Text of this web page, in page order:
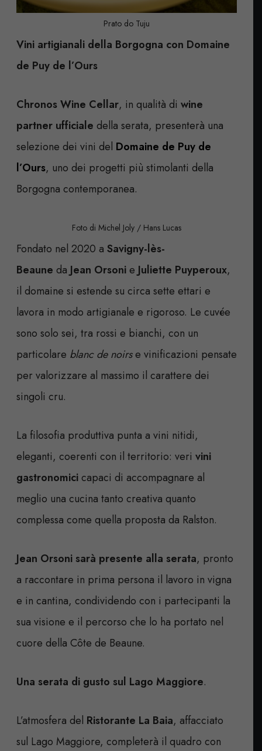
Prato do Tuju
Vini artigianali della Borgogna con Domaine
de Puy de l’Ours
Chronos Wine Cellar, in qualità di wine
partner ufficiale della serata, presenterà una
selezione dei vini del Domaine de Puy de
l’Ours, uno dei progetti più stimolanti della
Borgogna contemporanea.
Foto di Michel Joly / Hans Lucas
Fondato nel 2020 a Savigny-lès-
Beaune da Jean Orsonie Juliette Puyperoux,
il domaine si estende su circa sette ettari e
lavora in modo artigianale e rigoroso. Le cuvée
sono solo sei, tra rossi e bianchi, con un
particolare blanc de noirse vinificazioni pensate
per valorizzare al massimo il carattere dei
singoli cru.
La filosofia produttiva punta a vini nitidi,
eleganti, coerenti con il territorio: veri vini
gastronomicicapaci di accompagnare al
meglio una cucina tanto creativa quanto
complessa come quella proposta da Ralston.
Jean Orsoni sarà presente alla serata, pronto
a raccontare in prima persona il lavoro in vigna
e in cantina, condividendo con i partecipanti la
sua visione e il percorso che lo ha portato nel
cuore della Côte de Beaune.
Una serata di gusto sul Lago Maggiore.
L’atmosfera del Ristorante La Baia, affacciato
sul Lago Maggiore, completerà il quadro con